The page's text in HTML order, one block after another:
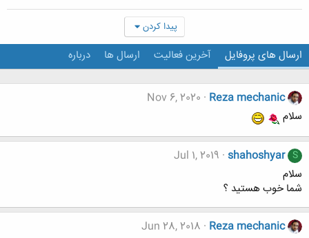
پیدا کردن
ارسال های پروفایل آخرین فعالیت ارسال ها درباره
Reza mechanic
Nov 6, 2020
سلام
S
shahoshyar
Jul 1, 2019
سلام
شما خوب هستيد ؟
Reza mechanic
Jun 28, 2018